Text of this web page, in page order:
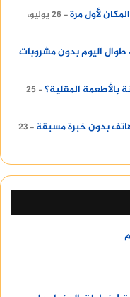
لأول مرة
26 يوليو،
اليوم بدون مشروبات
بالأطعمة المقلية؟
25
بدون خبرة مسبقة
23